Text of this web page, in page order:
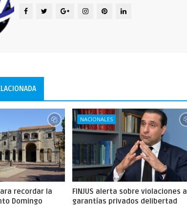
recordar la
Domingo
NACIONALES
FINJUS alerta sobre violaciones a
garantías privados delibertad